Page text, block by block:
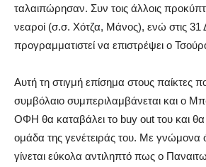
ταλαιπώρησαν. Συν τοις άλλοις
νεαροί (σ.σ. Χότζα, Μάνος), ενώ στις 31
προγραμματιστεί να επιστρέψει ο
Αυτή τη στιγμή επίσημα στους παίκτες
συμβόλαιο συμπεριλαμβάνεται και ο
ΟΦΗ θα καταβάλει το buy out του και θα
ομάδα της γενέτειράς του. Με
γίνεται εύκολα αντιληπτό πως ο